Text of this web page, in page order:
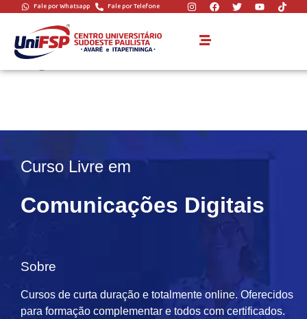
Fale por Whatsapp Fale por Telefone
1.Comunicações
Digitais
Curso Livre em
Comunicações Digitais
Sobre
Cursos de curta duração e totalmente online. Oferecidos
para formação complementar e todos com certificados.